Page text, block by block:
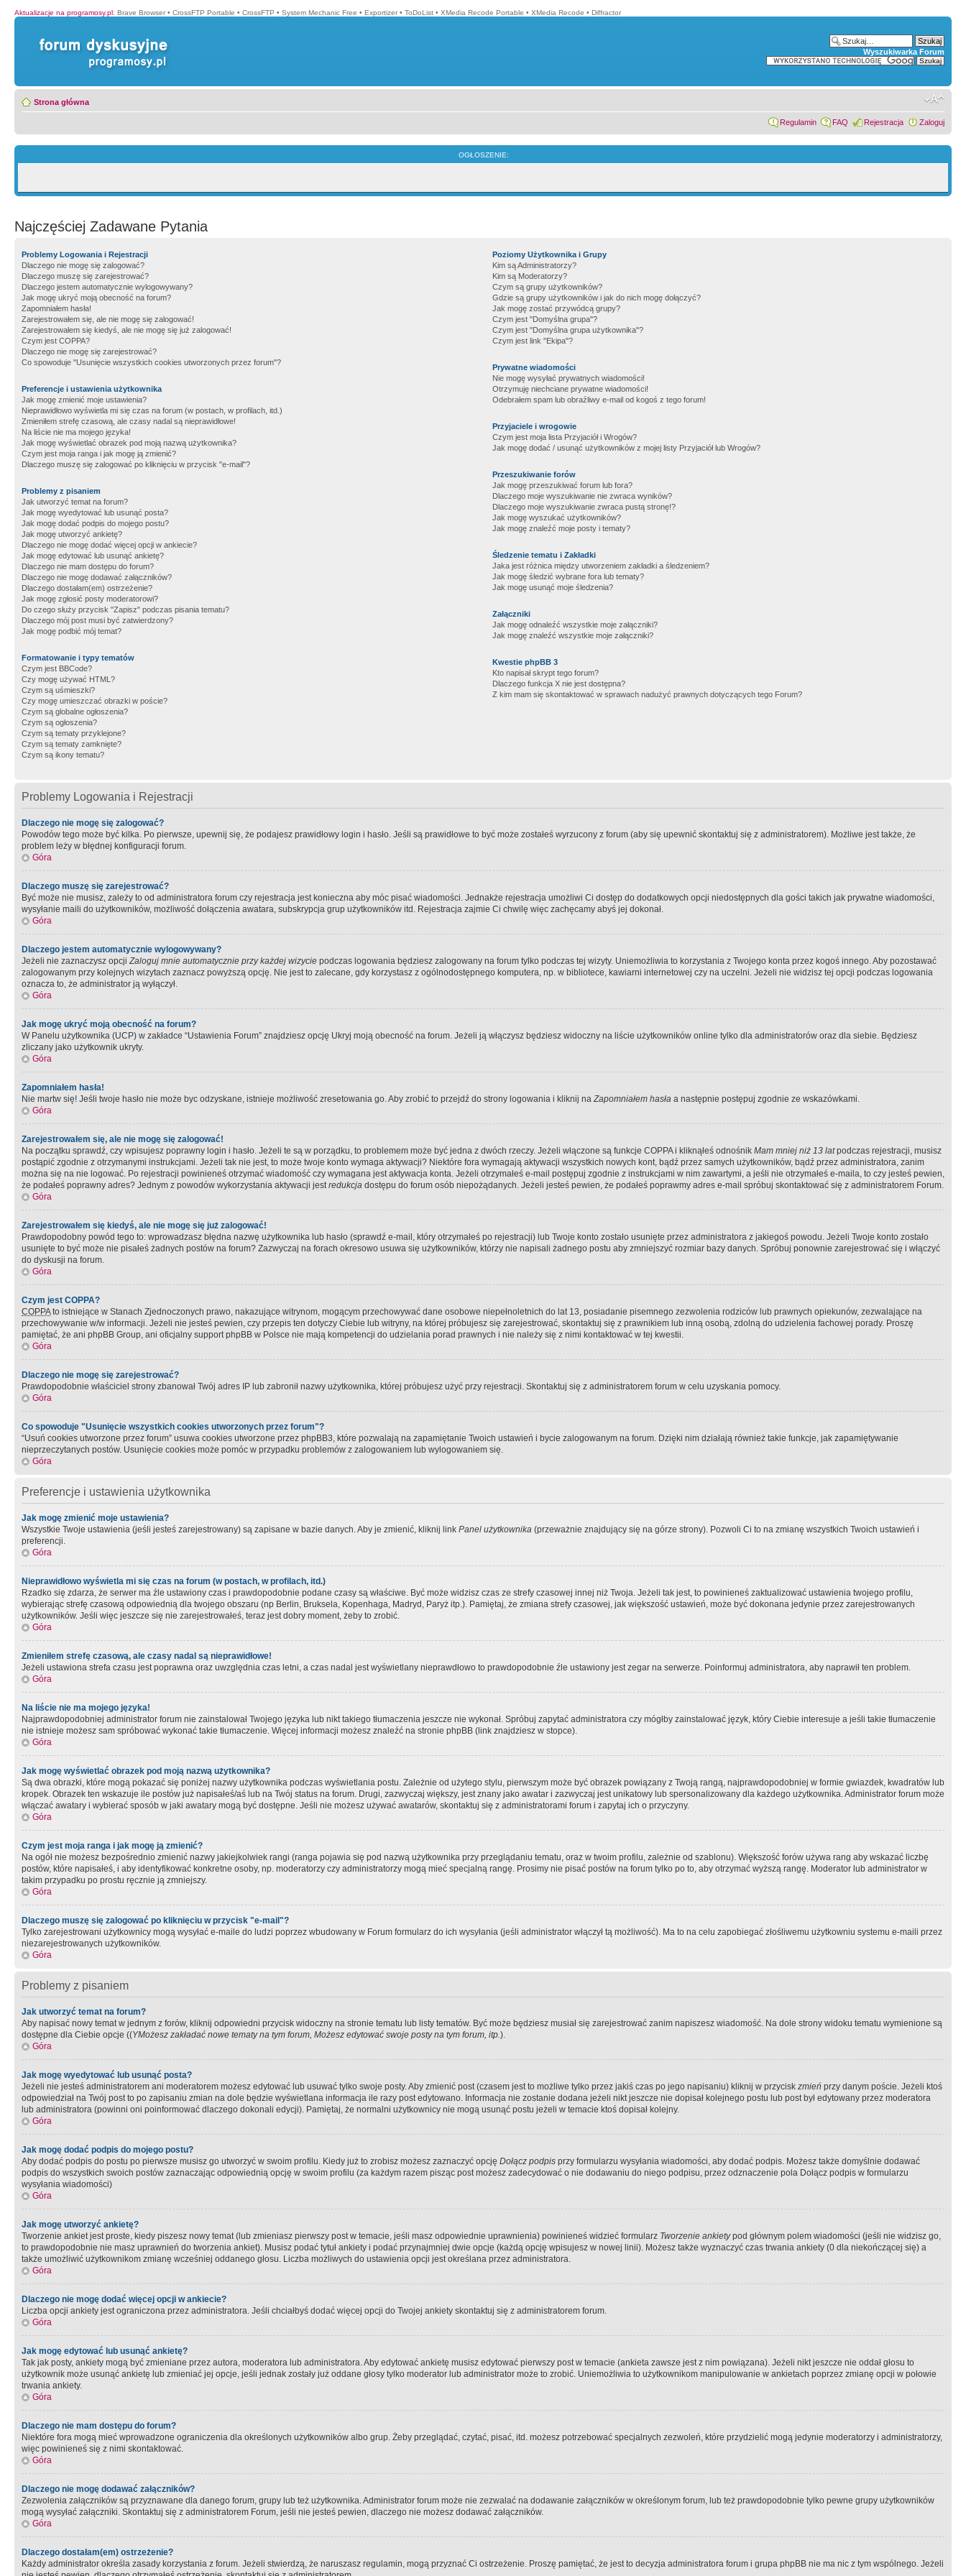
Aktualizacje na programosy.pl: Brave Browser • CrossFTP Portable • CrossFTP • System Mechanic Free • Exportizer • ToDoList • XMedia Recode Portable • XMedia Recode • Diffractor
Wyszukiwarka Forum
Strona główna
Regulamin FAQ Rejestracja Zaloguj
OGŁOSZENIE:
Najczęściej Zadawane Pytania
Problemy Logowania i Rejestracji
Dlaczego nie mogę się zalogować?
Dlaczego muszę się zarejestrować?
Dlaczego jestem automatycznie wylogowywany?
Jak mogę ukryć moją obecność na forum?
Zapomniałem hasła!
Zarejestrowałem się, ale nie mogę się zalogować!
Zarejestrowałem się kiedyś, ale nie mogę się już zalogować!
Czym jest COPPA?
Dlaczego nie mogę się zarejestrować?
Co spowoduje "Usunięcie wszystkich cookies utworzonych przez forum"?
Preferencje i ustawienia użytkownika
Jak mogę zmienić moje ustawienia?
Nieprawidłowo wyświetla mi się czas na forum (w postach, w profilach, itd.)
Zmieniłem strefę czasową, ale czasy nadal są nieprawidłowe!
Na liście nie ma mojego języka!
Jak mogę wyświetlać obrazek pod moją nazwą użytkownika?
Czym jest moja ranga i jak mogę ją zmienić?
Dlaczego muszę się zalogować po kliknięciu w przycisk "e-mail"?
Problemy z pisaniem
Jak utworzyć temat na forum?
Jak mogę wyedytować lub usunąć posta?
Jak mogę dodać podpis do mojego postu?
Jak mogę utworzyć ankietę?
Dlaczego nie mogę dodać więcej opcji w ankiecie?
Jak mogę edytować lub usunąć ankietę?
Dlaczego nie mam dostępu do forum?
Dlaczego nie mogę dodawać załączników?
Dlaczego dostałam(em) ostrzeżenie?
Jak mogę zgłosić posty moderatorowi?
Do czego służy przycisk "Zapisz" podczas pisania tematu?
Dlaczego mój post musi być zatwierdzony?
Jak mogę podbić mój temat?
Formatowanie i typy tematów
Czym jest BBCode?
Czy mogę używać HTML?
Czym są uśmieszki?
Czy mogę umieszczać obrazki w poście?
Czym są globalne ogłoszenia?
Czym są ogłoszenia?
Czym są tematy przyklejone?
Czym są tematy zamknięte?
Czym są ikony tematu?
Poziomy Użytkownika i Grupy
Kim są Administratorzy?
Kim są Moderatorzy?
Czym są grupy użytkowników?
Gdzie są grupy użytkowników i jak do nich mogę dołączyć?
Jak mogę zostać przywódcą grupy?
Czym jest "Domyślna grupa"?
Czym jest "Domyślna grupa użytkownika"?
Czym jest link "Ekipa"?
Prywatne wiadomości
Nie mogę wysyłać prywatnych wiadomości!
Otrzymuję niechciane prywatne wiadomości!
Odebrałem spam lub obraźliwy e-mail od kogoś z tego forum!
Przyjaciele i wrogowie
Czym jest moja lista Przyjaciół i Wrogów?
Jak mogę dodać / usunąć użytkowników z mojej listy Przyjaciół lub Wrogów?
Przeszukiwanie forów
Jak mogę przeszukiwać forum lub fora?
Dlaczego moje wyszukiwanie nie zwraca wyników?
Dlaczego moje wyszukiwanie zwraca pustą stronę!?
Jak mogę wyszukać użytkowników?
Jak mogę znaleźć moje posty i tematy?
Śledzenie tematu i Zakładki
Jaka jest różnica między utworzeniem zakładki a śledzeniem?
Jak mogę śledzić wybrane fora lub tematy?
Jak mogę usunąć moje śledzenia?
Załączniki
Jak mogę odnaleźć wszystkie moje załączniki?
Jak mogę znaleźć wszystkie moje załączniki?
Kwestie phpBB 3
Kto napisał skrypt tego forum?
Dlaczego funkcja X nie jest dostępna?
Z kim mam się skontaktować w sprawach nadużyć prawnych dotyczących tego Forum?
Problemy Logowania i Rejestracji
Dlaczego nie mogę się zalogować?
Powodów tego może być kilka. Po pierwsze, upewnij się, że podajesz prawidłowy login i hasło. Jeśli są prawidłowe to być może zostałeś wyrzucony z forum (aby się upewnić skontaktuj się z administratorem). Możliwe jest także, że
problem leży w błędnej konfiguracji forum.
Góra
Dlaczego muszę się zarejestrować?
Być może nie musisz, zależy to od administratora forum czy rejestracja jest konieczna aby móc pisać wiadomości. Jednakże rejestracja umożliwi Ci dostęp do dodatkowych opcji niedostępnych dla gości takich jak prywatne wiadomości,
wysyłanie maili do użytkowników, możliwość dołączenia awatara, subskrypcja grup użytkowników itd. Rejestracja zajmie Ci chwilę więc zachęcamy abyś jej dokonał.
Góra
Dlaczego jestem automatycznie wylogowywany?
Jeżeli nie zaznaczysz opcjiZaloguj mnie automatycznie przy każdej wizycie podczas logowania będziesz zalogowany na forum tylko podczas tej wizyty. Uniemożliwia to korzystania z Twojego konta przez kogoś innego. Aby pozostawać
zalogowanym przy kolejnych wizytach zaznacz powyższą opcję. Nie jest to zalecane, gdy korzystasz z ogólnodostępnego komputera, np. w bibliotece, kawiarni internetowej czy na uczelni. Jeżeli nie widzisz tej opcji podczas logowania
oznacza to, że administrator ją wyłączył.
Góra
Jak mogę ukryć moją obecność na forum?
W Panelu użytkownika (UCP) w zakładce “Ustawienia Forum” znajdziesz opcję Ukryj moją obecność na forum. Jeżeli ją włączysz będziesz widoczny na liście użytkowników online tylko dla administratorów oraz dla siebie. Będziesz
zliczany jako użytkownik ukryty.
Góra
Zapomniałem hasła!
Nie martw się! Jeśli twoje hasło nie może byc odzyskane, istnieje możliwość zresetowania go. Aby zrobić to przejdź do strony logowania i kliknij naZapomniałem hasła a następnie postępuj zgodnie ze wskazówkami.
Góra
Zarejestrowałem się, ale nie mogę się zalogować!
Na początku sprawdź, czy wpisujesz poprawny login i hasło. Jeżeli te są w porządku, to problemem może być jedna z dwóch rzeczy. Jeżeli włączone są funkcje COPPA i kliknąłeś odnośnik Mam mniej niż 13 latpodczas rejestracji, musisz
postąpić zgodnie z otrzymanymi instrukcjami. Jeżeli tak nie jest, to może twoje konto wymaga aktywacji? Niektóre fora wymagają aktywacji wszystkich nowych kont, bądź przez samych użytkowników, bądź przez administratora, zanim
można się na nie logować. Po rejestracji powinieneś otrzymać wiadomość czy wymagana jest aktywacja konta. Jeżeli otrzymałeś e-mail postępuj zgodnie z instrukcjami w nim zawartymi, a jeśli nie otrzymałeś e-maila, to czy jesteś pewien,
że podałeś poprawny adres? Jednym z powodów wykorzystania aktywacji jestredukcja dostępu do forum osób niepożądanych. Jeżeli jesteś pewien, że podałeś poprawmy adres e-mail spróbuj skontaktować się z administratorem Forum.
Góra
Zarejestrowałem się kiedyś, ale nie mogę się już zalogować!
Prawdopodobny powód tego to: wprowadzasz błędna nazwę użytkownika lub hasło (sprawdź e-mail, który otrzymałeś po rejestracji) lub Twoje konto zostało usunięte przez administratora z jakiegoś powodu. Jeżeli Twoje konto zostało
usunięte to być może nie pisałeś żadnych postów na forum? Zazwyczaj na forach okresowo usuwa się użytkowników, którzy nie napisali żadnego postu aby zmniejszyć rozmiar bazy danych. Spróbuj ponownie zarejestrować się i włączyć
do dyskusji na forum.
Góra
Czym jest COPPA?
COPPAto istniejące w Stanach Zjednoczonych prawo, nakazujące witrynom, mogącym przechowywać dane osobowe niepełnoletnich do lat 13, posiadanie pisemnego zezwolenia rodziców lub prawnych opiekunów, zezwalające na
przechowywanie w/w informacji. Jeżeli nie jesteś pewien, czy przepis ten dotyczy Ciebie lub witryny, na której próbujesz się zarejestrować, skontaktuj się z prawnikiem lub inną osobą, zdolną do udzielenia fachowej porady. Proszę
pamiętać, że ani phpBB Group, ani oficjalny support phpBB w Polsce nie mają kompetencji do udzielania porad prawnych i nie należy się z nimi kontaktować w tej kwestii.
Góra
Dlaczego nie mogę się zarejestrować?
Prawdopodobnie właściciel strony zbanował Twój adres IP lub zabronił nazwy użytkownika, której próbujesz użyć przy rejestracji. Skontaktuj się z administratorem forum w celu uzyskania pomocy.
Góra
Co spowoduje "Usunięcie wszystkich cookies utworzonych przez forum"?
“Usuń cookies utworzone przez forum” usuwa cookies utworzone przez phpBB3, które pozwalają na zapamiętanie Twoich ustawień i bycie zalogowanym na forum. Dzięki nim działają również takie funkcje, jak zapamiętywanie
nieprzeczytanych postów. Usunięcie cookies może pomóc w przypadku problemów z zalogowaniem lub wylogowaniem się.
Góra
Preferencje i ustawienia użytkownika
Jak mogę zmienić moje ustawienia?
Wszystkie Twoje ustawienia (jeśli jesteś zarejestrowany) są zapisane w bazie danych. Aby je zmienić, kliknij link Panel użytkownika (przeważnie znajdujący się na górze strony). Pozwoli Ci to na zmianę wszystkich Twoich ustawień i
preferencji.
Góra
Nieprawidłowo wyświetla mi się czas na forum (w postach, w profilach, itd.)
Rzadko się zdarza, że serwer ma źle ustawiony czas i prawdopodobnie podane czasy są właściwe. Być może widzisz czas ze strefy czasowej innej niż Twoja. Jeżeli tak jest, to powinieneś zaktualizować ustawienia twojego profilu,
wybierając strefę czasową odpowiednią dla twojego obszaru (np Berlin, Bruksela, Kopenhaga, Madryd, Paryż itp.). Pamiętaj, że zmiana strefy czasowej, jak większość ustawień, może być dokonana jedynie przez zarejestrowanych
użytkowników. Jeśli więc jeszcze się nie zarejestrowałeś, teraz jest dobry moment, żeby to zrobić.
Góra
Zmieniłem strefę czasową, ale czasy nadal są nieprawidłowe!
Jeżeli ustawiona strefa czasu jest poprawna oraz uwzględnia czas letni, a czas nadal jest wyświetlany nieprawdłowo to prawdopodobnie źle ustawiony jest zegar na serwerze. Poinformuj administratora, aby naprawił ten problem.
Góra
Na liście nie ma mojego języka!
Najprawdopodobniej administrator forum nie zainstalował Twojego języka lub nikt takiego tłumaczenia jeszcze nie wykonał. Spróbuj zapytać administratora czy mógłby zainstalować język, który Ciebie interesuje a jeśli takie tłumaczenie
nie istnieje możesz sam spróbować wykonać takie tłumaczenie. Więcej informacji możesz znaleźć na stronie phpBB (link znajdziesz w stopce).
Góra
Jak mogę wyświetlać obrazek pod moją nazwą użytkownika?
Są dwa obrazki, które mogą pokazać się poniżej nazwy użytkownika podczas wyświetlania postu. Zależnie od użytego stylu, pierwszym może być obrazek powiązany z Twoją rangą, najprawdopodobniej w formie gwiazdek, kwadratów lub
kropek. Obrazek ten wskazuje ile postów już napisałeś/aś lub na Twój status na forum. Drugi, zazwyczaj większy, jest znany jako awatar i zazwyczaj jest unikatowy lub spersonalizowany dla każdego użytkownika. Administrator forum może
włączać awatary i wybierać sposób w jaki awatary mogą być dostępne. Jeśli nie możesz używać awatarów, skontaktuj się z administratorami forum i zapytaj ich o przyczyny.
Góra
Czym jest moja ranga i jak mogę ją zmienić?
Na ogół nie możesz bezpośrednio zmienić nazwy jakiejkolwiek rangi (ranga pojawia się pod nazwą użytkownika przy przeglądaniu tematu, oraz w twoim profilu, zależnie od szablonu). Większość forów używa rang aby wskazać liczbę
postów, które napisałeś, i aby identyfikować konkretne osoby, np. moderatorzy czy administratorzy mogą mieć specjalną rangę. Prosimy nie pisać postów na forum tylko po to, aby otrzymać wyższą rangę. Moderator lub administrator w
takim przypadku po prostu ręcznie ją zmniejszy.
Góra
Dlaczego muszę się zalogować po kliknięciu w przycisk "e-mail"?
Tylko zarejestrowani użytkownicy mogą wysyłać e-maile do ludzi poprzez wbudowany w Forum formularz do ich wysyłania (jeśli administrator włączył tą możliwość). Ma to na celu zapobiegać złośliwemu użytkowniu systemu e-maili przez
niezarejestrowanych użytkowników.
Góra
Problemy z pisaniem
Jak utworzyć temat na forum?
Aby napisać nowy temat w jednym z forów, kliknij odpowiedni przycisk widoczny na stronie tematu lub listy tematów. Być może będziesz musiał się zarejestrować zanim napiszesz wiadomość. Na dole strony widoku tematu wymienione są
dostępne dla Ciebie opcje ((YMożesz zakładać nowe tematy na tym forum, Możesz edytować swoje posty na tym forum, itp.).
Góra
Jak mogę wyedytować lub usunąć posta?
Jeżeli nie jesteś administratorem ani moderatorem możesz edytować lub usuwać tylko swoje posty. Aby zmienić post (czasem jest to możliwe tylko przez jakiś czas po jego napisaniu) kliknij w przycisk zmień przy danym poście. Jeżeli ktoś
odpowiedział na Twój post to po zapisaniu zmian na dole będzie wyświetlana informacja ile razy post edytowano. Informacja nie zostanie dodana jeżeli nikt jeszcze nie dopisał kolejnego postu lub post był edytowany przez moderatora
lub administratora (powinni oni poinformować dlaczego dokonali edycji). Pamiętaj, że normalni użytkownicy nie mogą usunąć postu jeżeli w temacie ktoś dopisał kolejny.
Góra
Jak mogę dodać podpis do mojego postu?
Aby dodać podpis do postu po pierwsze musisz go utworzyć w swoim profilu. Kiedy już to zrobisz możesz zaznaczyć opcję Dołącz podpis przy formularzu wysyłania wiadomości, aby dodać podpis. Możesz także domyślnie dodawać
podpis do wszystkich swoich postów zaznaczając odpowiednią opcję w swoim profilu (za każdym razem pisząc post możesz zadecydować o nie dodawaniu do niego podpisu, przez odznaczenie pola Dołącz podpis w formularzu
wysyłania wiadomości)
Góra
Jak mogę utworzyć ankietę?
Tworzenie ankiet jest proste, kiedy piszesz nowy temat (lub zmieniasz pierwszy post w temacie, jeśli masz odpowiednie uprawnienia) powinieneś widzieć formularz Tworzenie ankietypod głównym polem wiadomości (jeśli nie widzisz go,
to prawdopodobnie nie masz uprawnień do tworzenia ankiet). Musisz podać tytuł ankiety i podać przynajmniej dwie opcje (każdą opcję wpisujesz w nowej linii). Możesz także wyznaczyć czas trwania ankiety (0 dla niekończącej się) a
także umożliwić użytkownikom zmianę wcześniej oddanego głosu. Liczba możliwych do ustawienia opcji jest określana przez administratora.
Góra
Dlaczego nie mogę dodać więcej opcji w ankiecie?
Liczba opcji ankiety jest ograniczona przez administratora. Jeśli chciałbyś dodać więcej opcji do Twojej ankiety skontaktuj się z administratorem forum.
Góra
Jak mogę edytować lub usunąć ankietę?
Tak jak posty, ankiety mogą być zmieniane przez autora, moderatora lub administratora. Aby edytować ankietę musisz edytować pierwszy post w temacie (ankieta zawsze jest z nim powiązana). Jeżeli nikt jeszcze nie oddał głosu to
użytkownik może usunąć ankietę lub zmieniać jej opcje, jeśli jednak zostały już oddane głosy tylko moderator lub administrator może to zrobić. Uniemożliwia to użytkownikom manipulowanie w ankietach poprzez zmianę opcji w połowie
trwania ankiety.
Góra
Dlaczego nie mam dostępu do forum?
Niektóre fora mogą mieć wprowadzone ograniczenia dla określonych użytkowników albo grup. Żeby przeglądać, czytać, pisać, itd. możesz potrzebować specjalnych zezwoleń, które przydzielić mogą jedynie moderatorzy i administratorzy,
więc powinieneś się z nimi skontaktować.
Góra
Dlaczego nie mogę dodawać załączników?
Zezwolenia załączników są przyznawane dla danego forum, grupy lub też użytkownika. Administrator forum może nie zezwalać na dodawanie załączników w określonym forum, lub też prawdopodobnie tylko pewne grupy użytkowników
mogą wysyłać załączniki. Skontaktuj się z administratorem Forum, jeśli nie jesteś pewien, dlaczego nie możesz dodawać załączników.
Góra
Dlaczego dostałam(em) ostrzeżenie?
Każdy administrator określa zasady korzystania z forum. Jeżeli stwierdzą, że naruszasz regulamin, mogą przyznać Ci ostrzeżenie. Proszę pamiętać, że jest to decyzja administratora forum i grupa phpBB nie ma nic z tym wspólnego. Jeżeli